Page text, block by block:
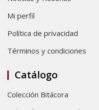
Mi perfil
Política de privacidad
Términos y condiciones
Catálogo
Colección Bitácora